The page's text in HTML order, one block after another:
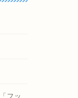
フッ